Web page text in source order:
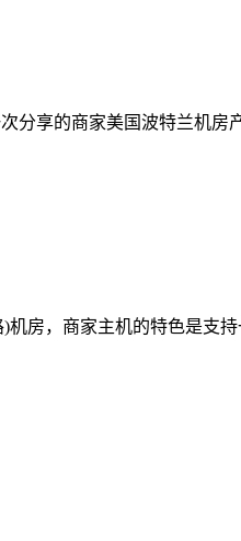
分享的商家美国波特兰机房
房，商家主机的特色是支